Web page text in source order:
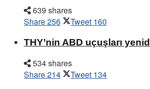
639 shares
Share256 Tweet 160
THY’nin ABD uçuşları
534 shares
Share214 Tweet 134